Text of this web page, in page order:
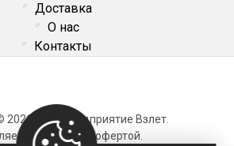
Доставка
О нас
Контакты
2026 ОДО Предприятие Взлет.
публичной офертой.